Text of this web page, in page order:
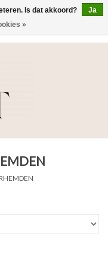
Is dat akkoord?
Ja
»